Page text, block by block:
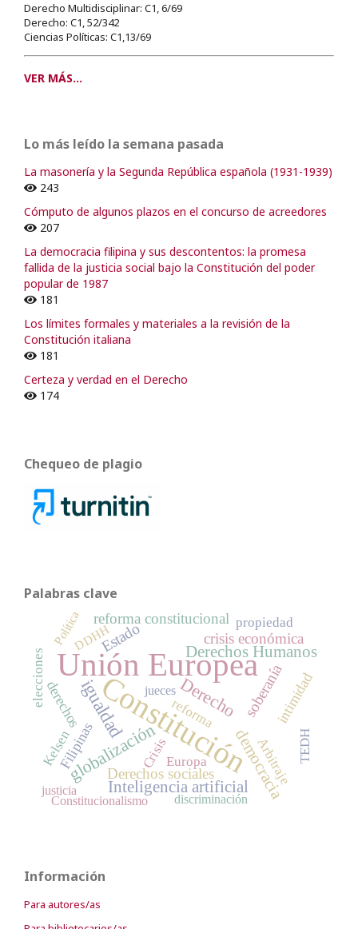
Derecho Multidisciplinar: C1, 6/69
Derecho: C1, 52/342
Ciencias Políticas: C1,13/69
VER MÁS...
Lo más leído la semana pasada
La masonería y la Segunda República española (1931-1939)
243
Cómputo de algunos plazos en el concurso de acreedores
207
La democracia filipina y sus descontentos: la promesa
fallida de la justicia social bajo la Constitución del poder
popular de 1987
181
Los límites formales y materiales a la revisión de la
Constitución italiana
181
Certeza y verdad en el Derecho
174
Chequeo de plagio
Palabras clave
Unión Europea
Constitución
igualdad
globalización
Derecho
democracia
Inteligencia artificial
Derechos Humanos
crisis económica
Derechos sociales
Estado
reforma constitucional
soberaníaintimidad
Filipinas
derechos
Crisis
reforma
TEDH
elecciones
Europa Arbitraje
propiedad
Kelsen
Constitucionalismo
Política
jueces
discriminación
justicia
DDHH
Información
Para autores/as